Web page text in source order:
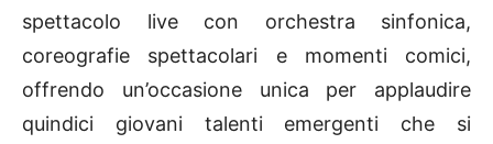
spettacolo live con orchestra sinfonica,
coreografie spettacolari e momenti comici,
offrendo un’occasione unica per applaudire
quindici giovani talenti emergenti che si